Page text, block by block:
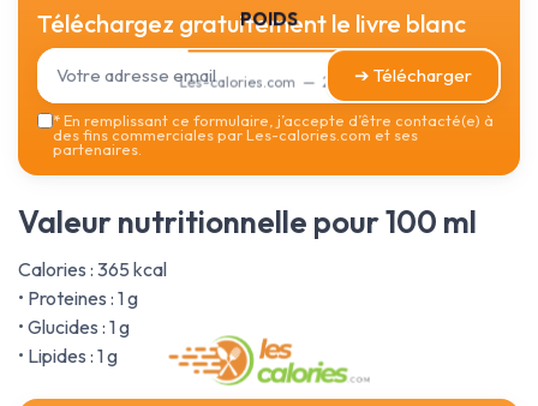
poids
Les-calories.com — 2026
Téléchargez gratuitement le livre blanc
➔ Télécharger
*En remplissant ce formulaire, j’accepte d’être contacté(e) à
des fins commerciales par Les-calories.com et ses
partenaires.
Valeur nutritionnelle pour 100 ml
Calories : 365 kcal
• Proteines : 1 g
• Glucides : 1 g
• Lipides : 1 g